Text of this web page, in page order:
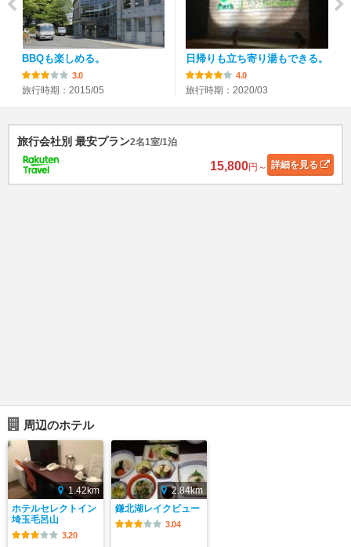
BBQも楽しめる。
3.0
旅行時期：2015/05
日帰りも立ち寄り湯もできる。
4.0
旅行時期：2020/03
旅行会社別 最安プラン2名1室/1泊
15,800円～ 詳細を見る
周辺のホテル
1.42km
ホテルセレクトイン
埼玉毛呂山
3.20
2.84km
鎌北湖レイクビュー
3.04